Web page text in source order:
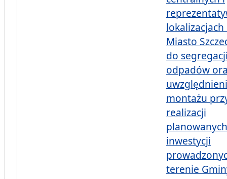
Miasto
do
odpadów
montażu
realizacji
planowanych
inwestycji
terenie